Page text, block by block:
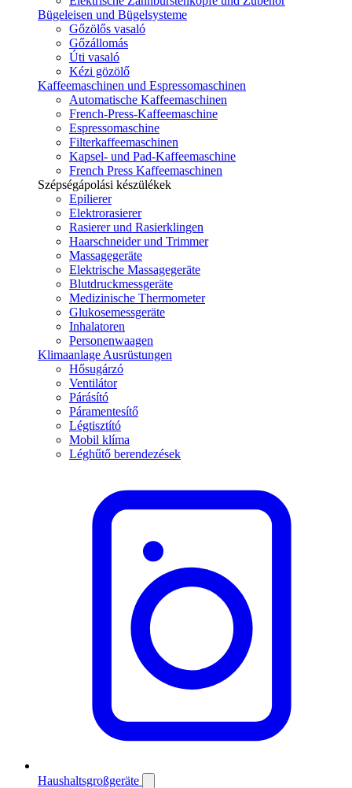
Bügeleisen und Bügelsysteme
Gőzölős vasaló
Gőzállomás
Úti vasaló
Kézi gözölő
Kaffeemaschinen und Espressomaschinen
Automatische Kaffeemaschinen
French-Press-Kaffeemaschine
Espressomaschine
Filterkaffeemaschinen
Kapsel- und Pad-Kaffeemaschine
French Press Kaffeemaschinen
Szépségápolási készülékek
Epilierer
Elektrorasierer
Rasierer und Rasierklingen
Haarschneider und Trimmer
Massagegeräte
Elektrische Massagegeräte
Blutdruckmessgeräte
Medizinische Thermometer
Glukosemessgeräte
Inhalatoren
Personenwaagen
Klimaanlage Ausrüstungen
Hősugárzó
Ventilátor
Párásító
Páramentesítő
Légtisztító
Mobil klíma
Léghűtő berendezések
Haushaltsgroßgeräte